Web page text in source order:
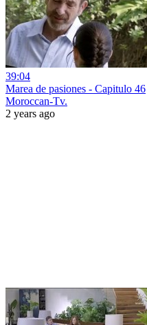
39:04
Marea de pasiones - Capitulo 46
Moroccan-Tv.
2 years ago